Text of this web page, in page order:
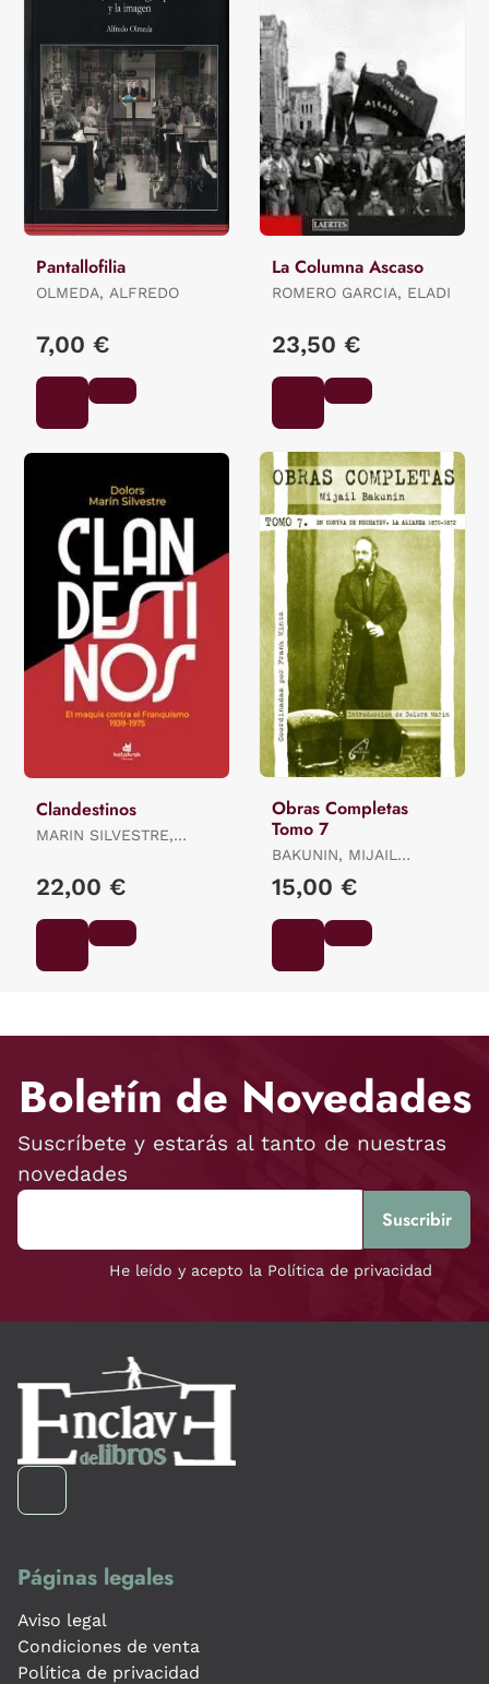
Pantallofilia
OLMEDA, ALFREDO
7,00 €
La Columna Ascaso
ROMERO GARCIA, ELADI
23,50 €
Clandestinos
MARIN SILVESTRE,
22,00 €
Obras Completas
Tomo 7
BAKUNIN, MIJAIL
MINTZ, FRANK / MARIN
15,00 €
Boletín de Novedades
Suscríbete y estarás al tanto de nuestras
novedades
He leído y acepto la Política de privacidad
Páginas legales
Aviso legal
Condiciones de venta
Política de privacidad